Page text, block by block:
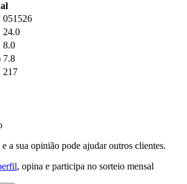
051526
24.0
8.0
7.8
217
a sua opinião pode ajudar outros clientes.
, opina e participa no sorteio mensal